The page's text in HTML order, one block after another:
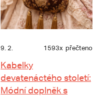
9. 2. 1593x přečteno
Kabelky
devatenáctého století:
Módní doplněk s